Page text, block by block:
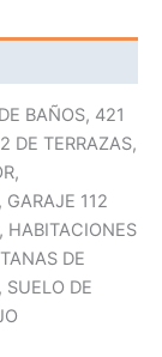
BAÑOS, 421
DE TERRAZAS,
GARAJE 112
HABITACIONES
DE
SUELO DE